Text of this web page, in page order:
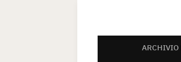
ARCHIVIO